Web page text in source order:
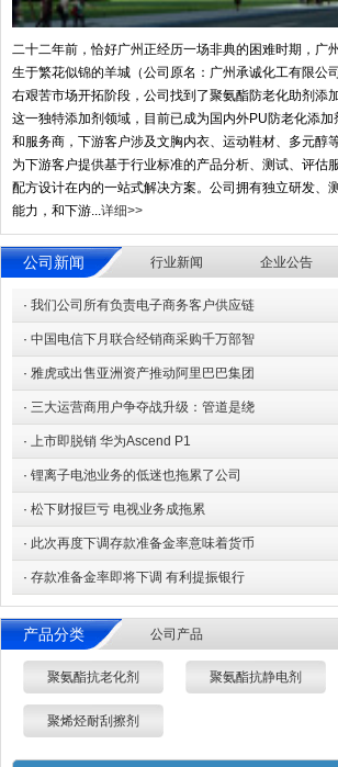
二十二年前，恰好广州正经历一场非典的困难时期，广
生于繁花似锦的羊城（公司原名：广州承诚化工有限公
右艰苦市场开拓阶段，公司找到了聚氨酯防老化助剂添
这一独特添加剂领域，目前已成为国内外PU防老化添
和服务商，下游客户涉及文胸内衣、运动鞋材、多元醇
为下游客户提供基于行业标准的产品分析、测试、评估
配方设计在内的一站式解决方案。公司拥有独立研发、
能力，和下游... 详细>>
公司新闻 行业新闻 企业公告
· 我们公司所有负责电子商务客户供应链
· 中国电信下月联合经销商采购千万部智
· 雅虎或出售亚洲资产推动阿里巴巴集团
· 三大运营商用户争夺战升级：管道是绕
· 上市即脱销 华为Ascend P1
· 锂离子电池业务的低迷也拖累了公司
· 松下财报巨亏 电视业务成拖累
· 此次再度下调存款准备金率意味着货币
· 存款准备金率即将下调 有利提振银行
产品分类 公司产品
聚氨酯抗老化剂 聚氨酯抗静电剂
聚烯烃耐刮擦剂